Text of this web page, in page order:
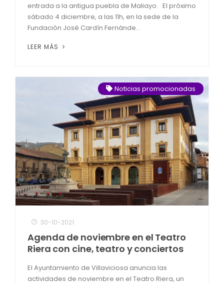
entrada a la antigua puebla de Maliayo. El próximo
sábado 4 diciembre, a las 11h, en la sede de la
Fundación José Cardín Fernánde...
LEER MÁS
Noticias promocionadas
30-10-2021
Agenda de noviembre en el Teatro
Riera con cine, teatro y conciertos
El Ayuntamiento de Villaviciosa anuncia las
actividades de noviembre en el Teatro Riera, un